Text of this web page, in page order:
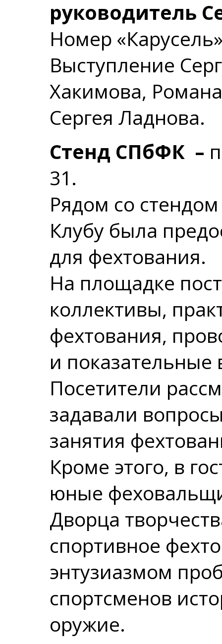
руководитель
Номер
Выступление
Хакимова,
Сергея Ладнова.
Стенд СПбФК –
31.
Рядом со
Клубу была
для фехтования.
На площадке
коллективы,
фехтования,
и показательные
Посетители
задавали
занятия
Кроме этого, в
юные
Дворца
спортивное
энтузиазмом
спортсменов
оружие.